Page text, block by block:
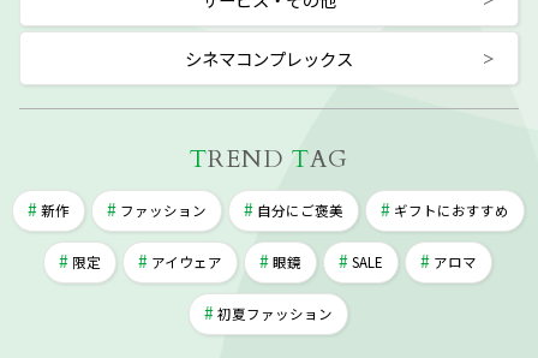
シネマコンプレックス
TREND TAG
新作 ファッション 自分にご褒美 ギフトにおすすめ
限定 アイウェア 眼鏡 SALE アロマ
初夏ファッション